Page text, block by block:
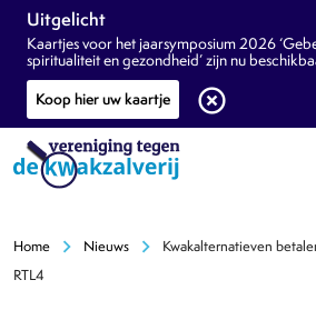
Uitgelicht
Kaartjes voor het jaarsymposium 2026
spiritualiteit en gezondheid’ zijn nu
Koop hier uw kaartje
highlight_off
Home chevron_right Nieuws chevron_right
Kwakalternatieven
RTL4